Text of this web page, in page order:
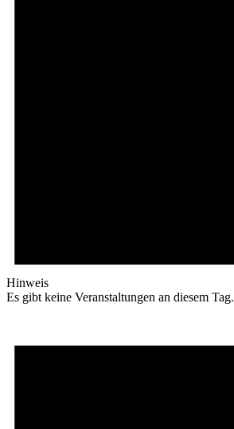
Hinweis
Es gibt keine Veranstaltungen an diesem Tag.